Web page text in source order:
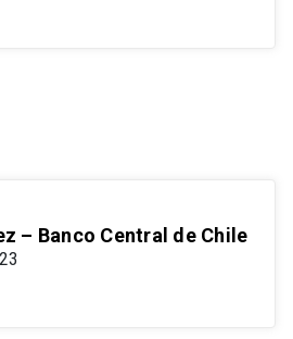
– Banco Central de Chile